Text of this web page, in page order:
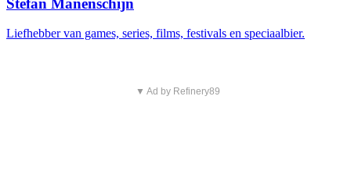
Liefhebber van games, series, films, festivals en speciaalbier.
▼ Ad by Refinery89